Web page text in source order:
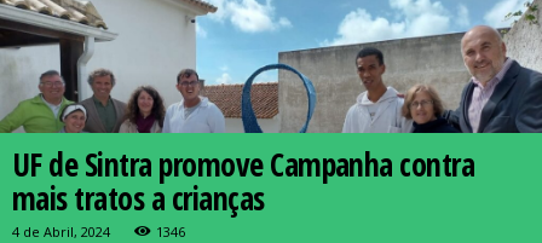
UF de Sintra promove Campanha contra
mais tratos a crianças
4 de Abril, 2024 1346